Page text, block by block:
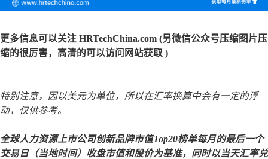
更多信息可以关注 HRTechChina.com (另微信公众号压缩图片压
缩的很厉害，高清的可以访问网站获取 )
特别注意，因以美元为单位，所以在汇率换算中会有一定的浮
动，仅供参考。
全球人力资源上市公司创新品牌市值Top20榜单每月的最后一个
交易日（当地时间）收盘市值和股价为基准，同时以当天汇率兑